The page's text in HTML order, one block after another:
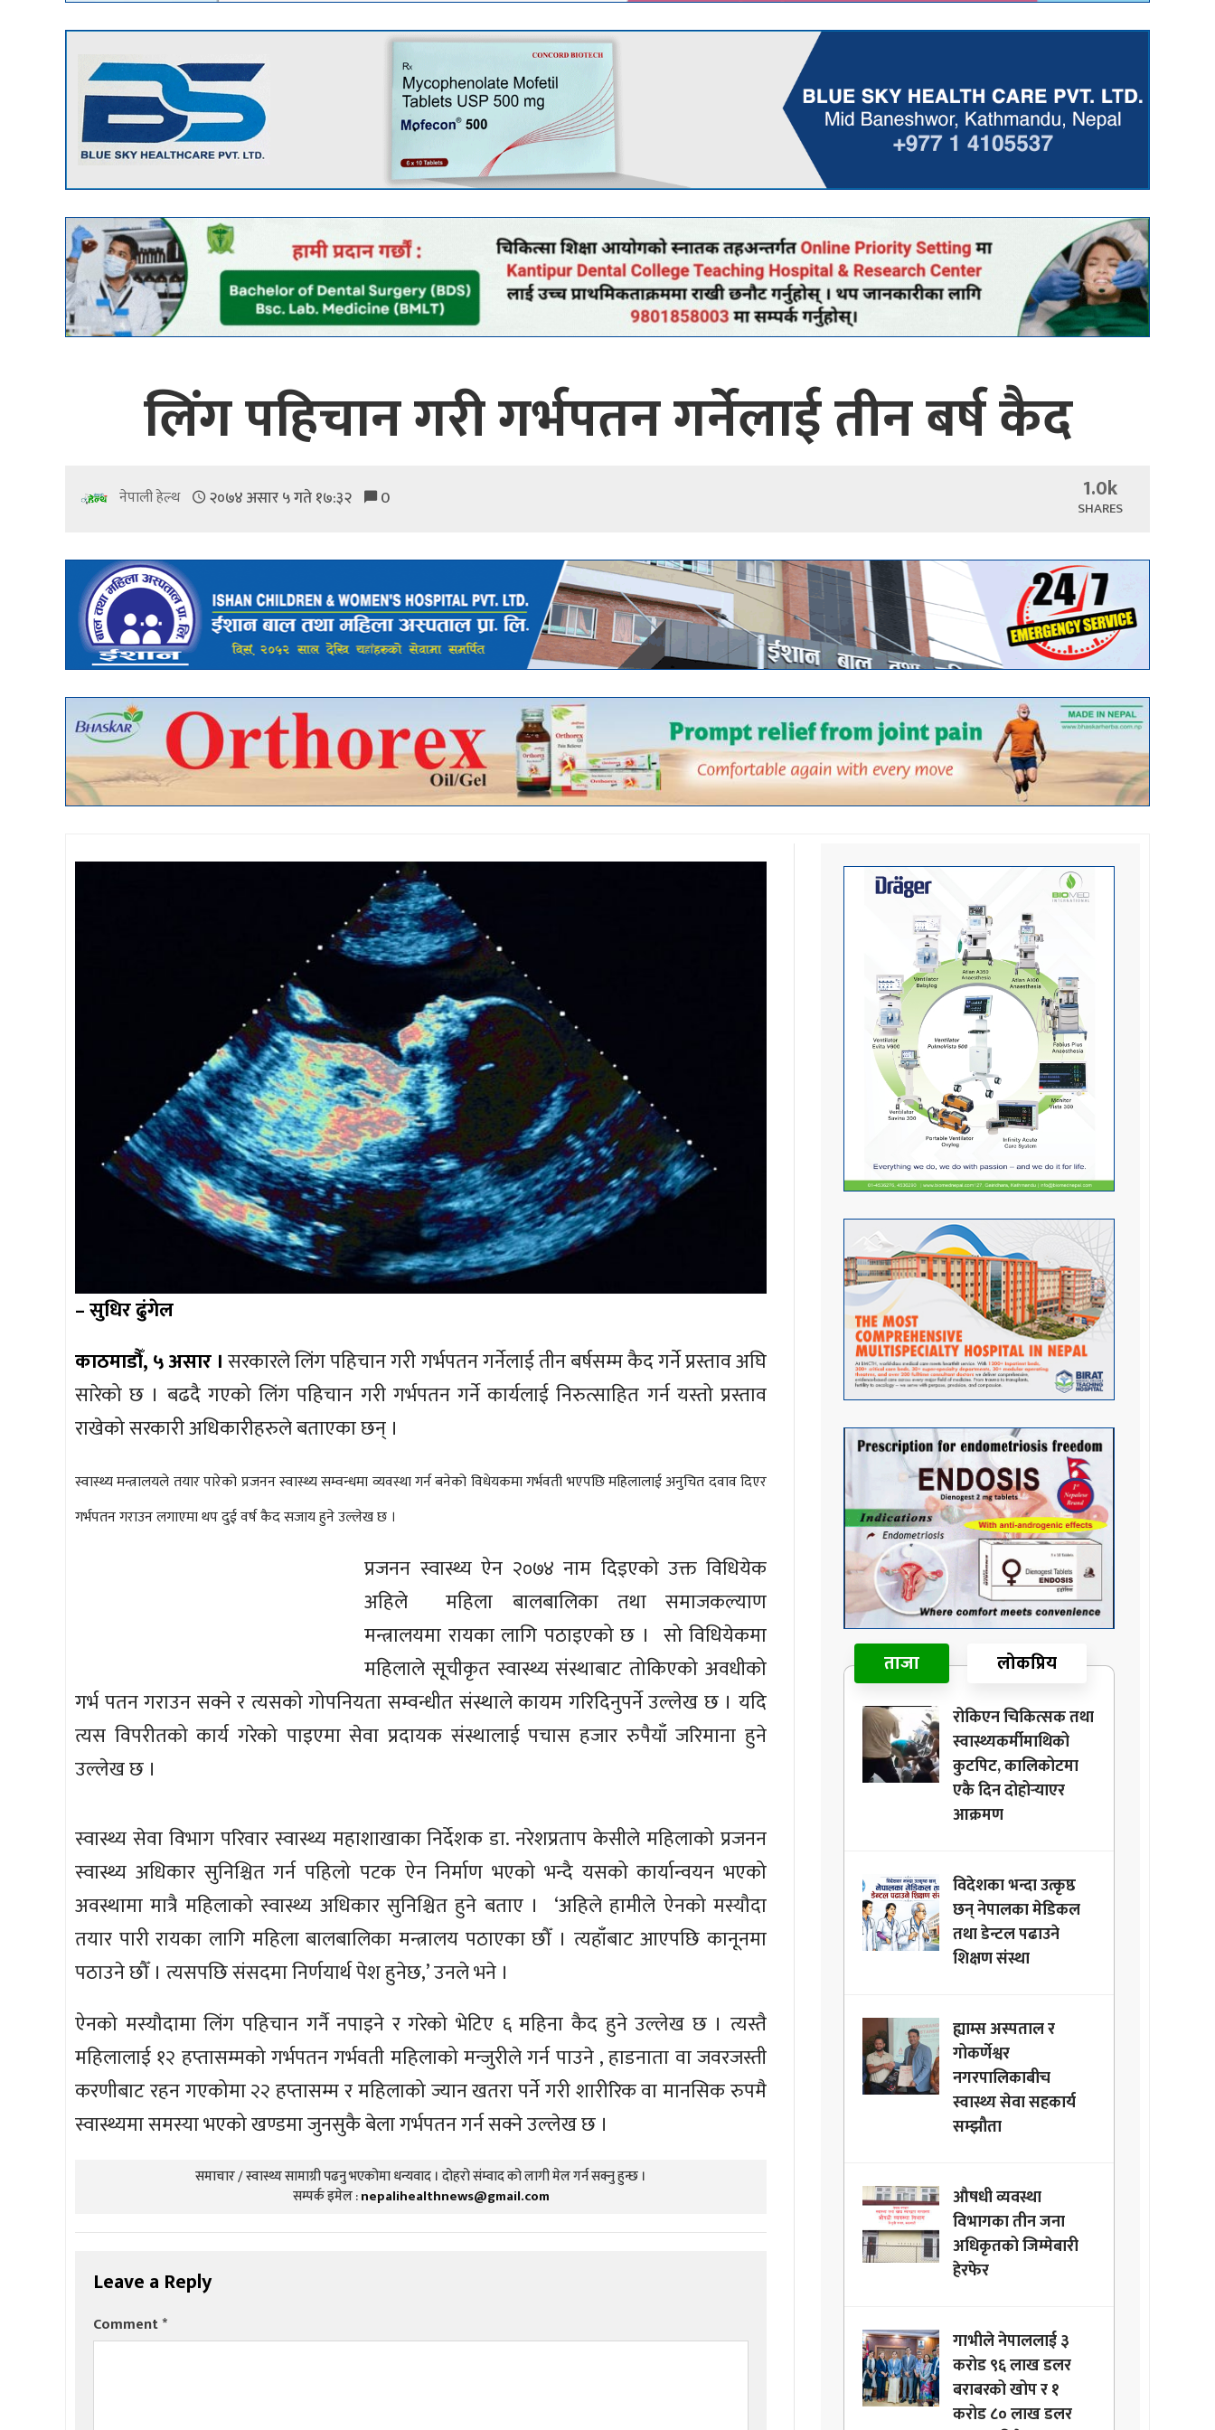
लिंग पहिचान गरी गर्भपतन गर्नेलाई तीन बर्ष कैद
नेपाली हेल्थ २०७४ असार ५ गते १७:३२ 0 1.0k
SHARES
– सुधिर ढुंगेल
काठमाडौँ, ५ असार ।सरकारले लिंग पहिचान गरी गर्भपतन गर्नेलाई तीन बर्षसम्म कैद गर्ने प्रस्ताव अघि
सारेको छ । बढदै गएको लिंग पहिचान गरी गर्भपतन गर्ने कार्यलाई निरुत्साहित गर्न यस्तो प्रस्ताव
राखेको सरकारी अधिकारीहरुले बताएका छन् ।
स्वास्थ्य मन्त्रालयले तयार पारेको प्रजनन स्वास्थ्य सम्वन्धमा व्यवस्था गर्न बनेको विधेयकमा गर्भवती भएपछि महिलालाई अनुचित दवाव दिएर
गर्भपतन गराउन लगाएमा थप दुई वर्ष कैद सजाय हुने उल्लेख छ ।
प्रजनन स्वास्थ्य ऐन २०७४ नाम दिइएको उक्त विधियेक
अहिले महिला बालबालिका तथा समाजकल्याण
मन्त्रालयमा रायका लागि पठाइएको छ । सो विधियेकमा
महिलाले सूचीकृत स्वास्थ्य संस्थाबाट तोकिएको अवधीको
गर्भ पतन गराउन सक्ने र त्यसको गोपनियता सम्वन्धीत संस्थाले कायम गरिदिनुपर्ने उल्लेख छ । यदि
त्यस विपरीतको कार्य गरेको पाइएमा सेवा प्रदायक संस्थालाई पचास हजार रुपैयाँ जरिमाना हुने
उल्लेख छ ।
स्वास्थ्य सेवा विभाग परिवार स्वास्थ्य महाशाखाका निर्देशक डा. नरेशप्रताप केसीले महिलाको प्रजनन
स्वास्थ्य अधिकार सुनिश्चित गर्न पहिलो पटक ऐन निर्माण भएको भन्दै यसको कार्यान्वयन भएको
अवस्थामा मात्रै महिलाको स्वास्थ्य अधिकार सुनिश्चित हुने बताए । ‘अहिले हामीले ऐनको मस्यौदा
तयार पारी रायका लागि महिला बालबालिका मन्त्रालय पठाएका छौँ । त्यहाँबाट आएपछि कानूनमा
पठाउने छौँ । त्यसपछि संसदमा निर्णयार्थ पेश हुनेछ,’ उनले भने ।
ऐनको मस्यौदामा लिंग पहिचान गर्नै नपाइने र गरेको भेटिए ६ महिना कैद हुने उल्लेख छ । त्यस्तै
महिलालाई १२ हप्तासम्मको गर्भपतन गर्भवती महिलाको मन्जुरीले गर्न पाउने , हाडनाता वा जवरजस्ती
करणीबाट रहन गएकोमा २२ हप्तासम्म र महिलाको ज्यान खतरा पर्ने गरी शारीरिक वा मानसिक रुपमै
स्वास्थ्यमा समस्या भएको खण्डमा जुनसुकै बेला गर्भपतन गर्न सक्ने उल्लेख छ ।
समाचार / स्वास्थ्य सामाग्री पढनु भएकोमा धन्यवाद । दोहरो संम्वाद को लागी मेल गर्न सक्नु हुन्छ ।
सम्पर्क इमेल :nepalihealthnews@gmail.com
Leave a Reply
Comment*
ताजा लोकप्रिय
रोकिएन चिकित्सक तथा
स्वास्थ्यकर्मीमाथिको
कुटपिट, कालिकोटमा
एकै दिन दोहोर्‍याएर
आक्रमण
विदेशका भन्दा उत्कृष्ठ
छन् नेपालका मेडिकल
तथा डेन्टल पढाउने
शिक्षण संस्था
ह्याम्स अस्पताल र
गोकर्णेश्वर
नगरपालिकाबीच
स्वास्थ्य सेवा सहकार्य
सम्झौता
औषधी व्यवस्था
विभागका तीन जना
अधिकृतको जिम्मेबारी
हेरफेर
गाभीले नेपाललाई ३
करोड ९६ लाख डलर
बराबरको खोप र १
करोड ८० लाख डलर